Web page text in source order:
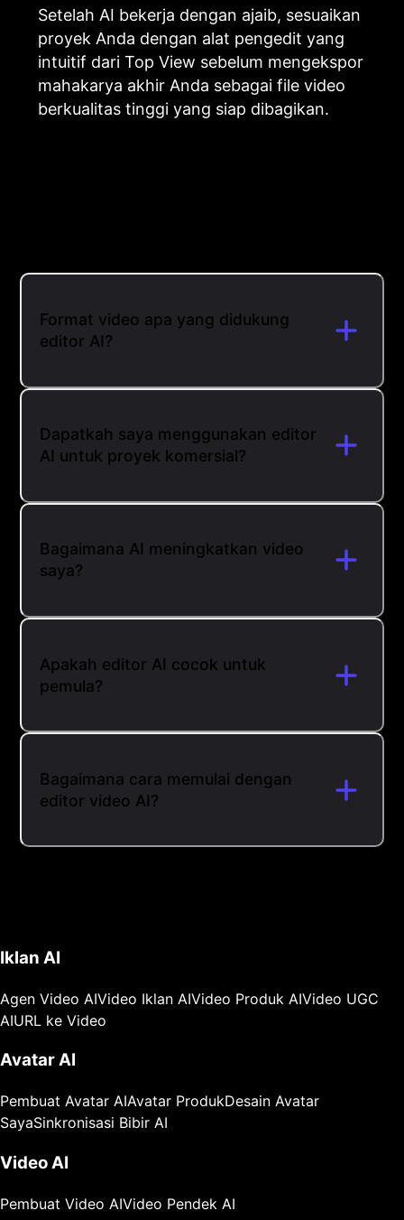
Setelah AI bekerja dengan ajaib, sesuaikan
proyek Anda dengan alat pengedit yang
intuitif dari Top View sebelum mengekspor
mahakarya akhir Anda sebagai file video
berkualitas tinggi yang siap dibagikan.
Format video apa yang didukung
editor AI?
Dapatkah saya menggunakan editor
AI untuk proyek komersial?
Bagaimana AI meningkatkan video
saya?
Apakah editor AI cocok untuk
pemula?
Bagaimana cara memulai dengan
editor video AI?
Iklan AI
Agen Video AIVideo Iklan AIVideo Produk AIVideo UGC
AIURL ke Video
Avatar AI
Pembuat Avatar AIAvatar ProdukDesain Avatar
SayaSinkronisasi Bibir AI
Video AI
Pembuat Video AIVideo Pendek AI